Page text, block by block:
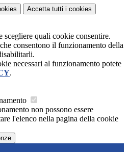
Accetta tutti i cookies
scegliere quali cookie consentire.
consentono il funzionamento della
necessari al funzionamento potete
.
non possono essere
l'elenco nella pagina della cookie